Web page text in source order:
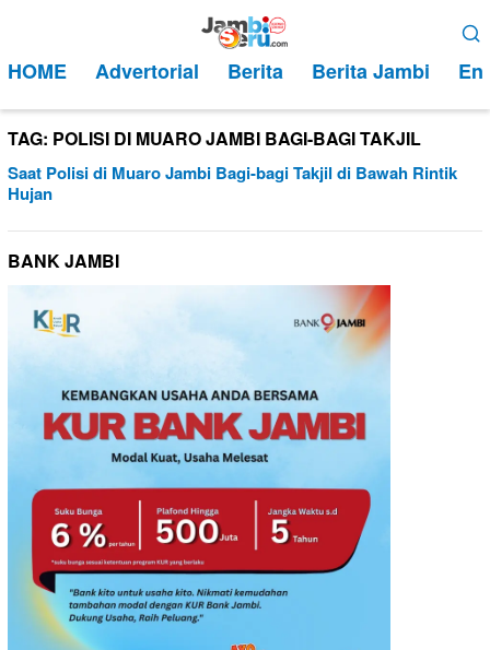
kontenMobile
HOME Advertorial Berita Berita Jambi
TAG: POLISI DI MUARO JAMBI BAGI-BAGI TAKJIL
Saat Polisi di Muaro Jambi Bagi-bagi Takjil di Bawah Rintik
Hujan
BANK JAMBI